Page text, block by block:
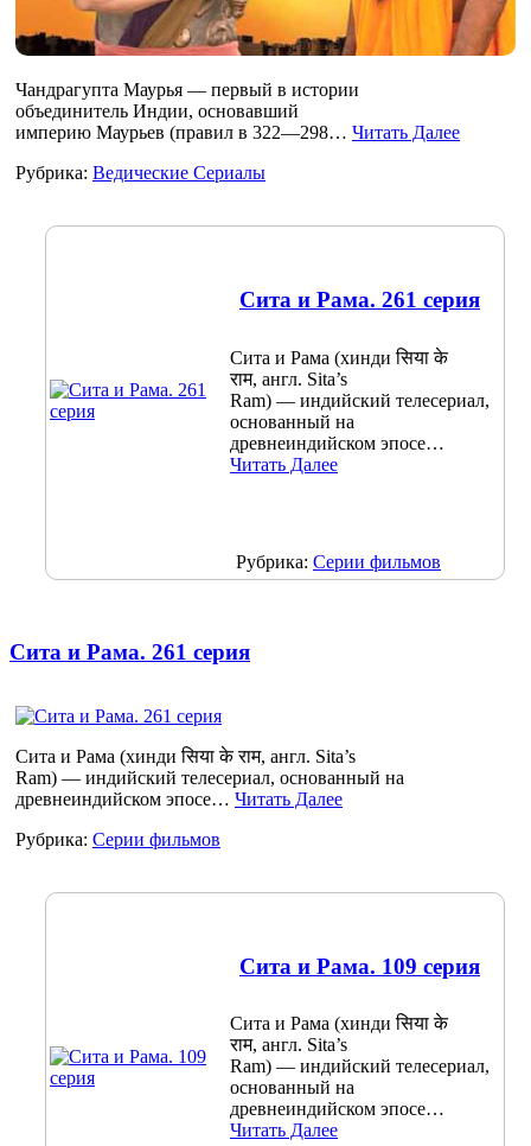
Чандрагупта Маурья — первый в истории
объединитель Индии, основавший
империю Маурьев (правил в 322—298… Читать Далее
Рубрика: Ведические Сериалы
Сита и Рама. 261 серия
Сита и Рама (хинди सिया के
राम, англ. Sita’s
Ram) — индийский телесериал,
основанный на
древнеиндийском эпосе…
Читать Далее
Рубрика: Серии фильмов
Сита и Рама. 261 серия
Сита и Рама (хинди सिया के राम, англ. Sita’s
Ram) — индийский телесериал, основанный на
древнеиндийском эпосе… Читать Далее
Рубрика: Серии фильмов
Сита и Рама. 109 серия
Сита и Рама (хинди सिया के
राम, англ. Sita’s
Ram) — индийский телесериал,
основанный на
древнеиндийском эпосе…
Читать Далее